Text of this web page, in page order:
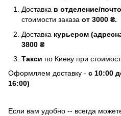
Доставка в отделение/
стоимости заказа от 3000 ₴.
Доставка курьером
3800 ₴
Такси по Киеву при
Оформляем доставку - с 10:00
16:00)
Если вам удобно -- всегда